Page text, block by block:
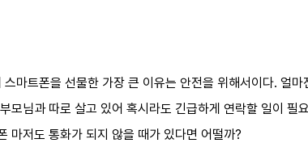
마트폰을 선물한 가장 큰 이유는 안전을 위해서이다. 얼
모님과 따로 살고 있어 혹시라도 긴급하게 연락할 일이
마저도 통화가 되지 않을 때가 있다면 어떨까?